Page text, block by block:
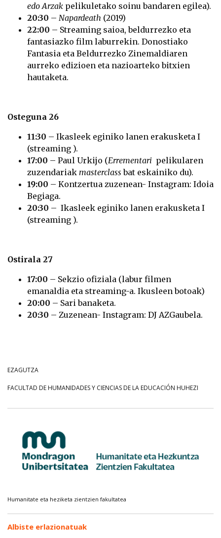
edo Arzak pelikuletako soinu bandaren egilea).
20:30 – Napardeath (2019)
22:00 – Streaming saioa, beldurrezko eta
fantasiazko film laburrekin. Donostiako
Fantasia eta Beldurrezko Zinemaldiaren
aurreko edizioen eta nazioarteko bitxien
hautaketa.
Osteguna 26
11:30 – Ikasleek eginiko lanen erakusketa I
(streaming ).
17:00 – Paul Urkijo (Errementari pelikularen
zuzendariak masterclass bat eskainiko du).
19:00 – Kontzertua zuzenean- Instagram: Idoia
Begiaga.
20:30 – Ikasleek eginiko lanen erakusketa I
(streaming ).
Ostirala 27
17:00 – Sekzio ofiziala (labur filmen
emanaldia eta streaming-a. Ikusleen botoak)
20:00 – Sari banaketa.
20:30 – Zuzenean- Instagram: DJ AZGaubela.
EZAGUTZA
FACULTAD DE HUMANIDADES Y CIENCIAS DE LA EDUCACIÓN HUHEZI
Humanitate eta heziketa zientzien fakultatea
Albiste erlazionatuak